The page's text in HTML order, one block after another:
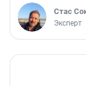
Стас
Эксперт